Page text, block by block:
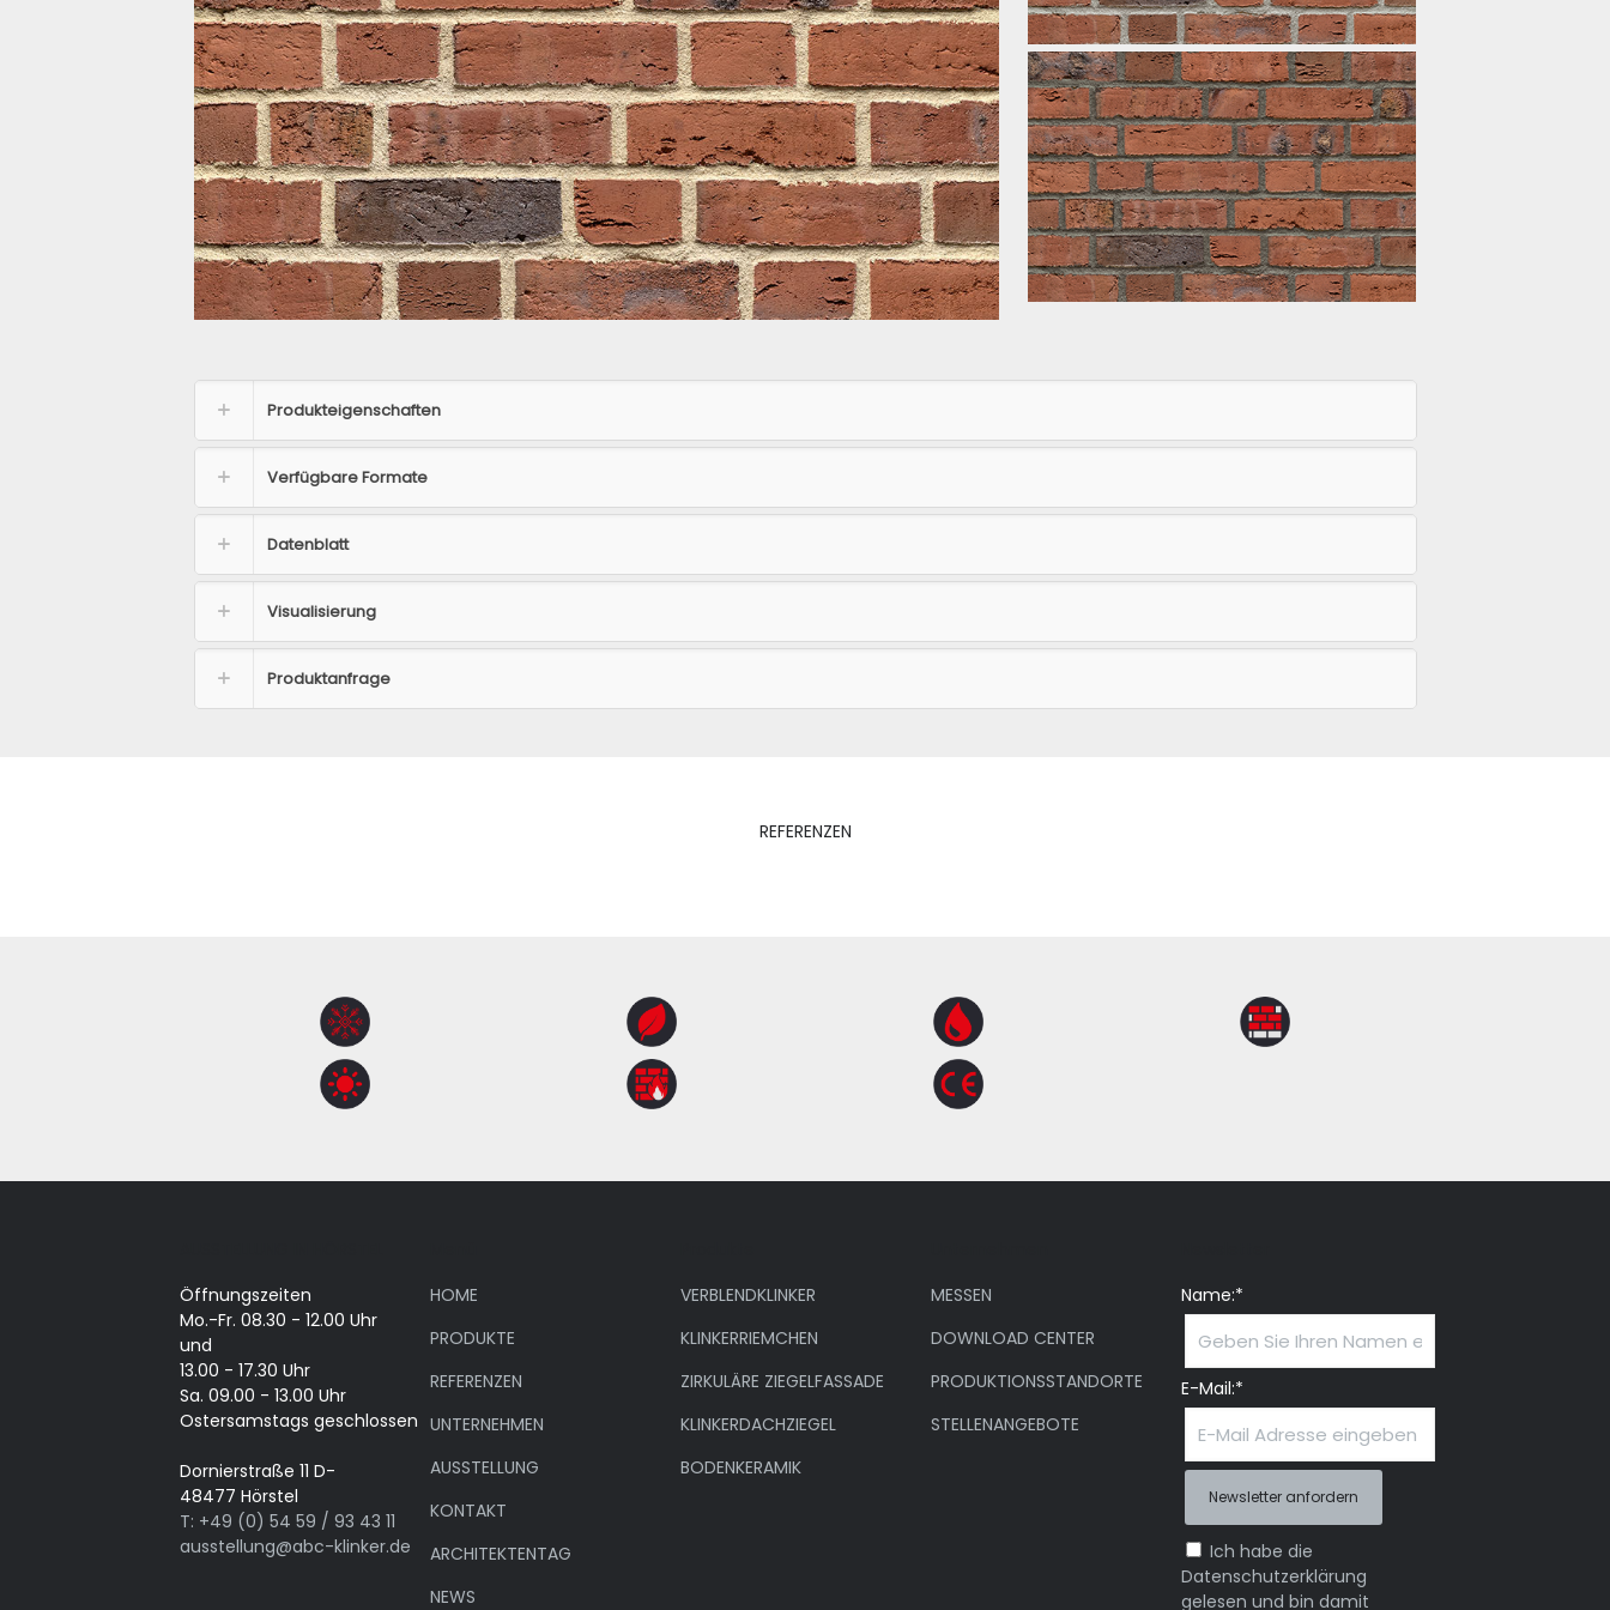
Produkteigenschaften
Verfügbare Formate
Datenblatt
Visualisierung
Produktanfrage
REFERENZEN
Öffnungszeiten
Mo.-Fr. 08.30 - 12.00 Uhr
und
13.00 - 17.30 Uhr
Sa. 09.00 - 13.00 Uhr
Ostersamstags geschlossen
Dornierstraße 11 D-
48477 Hörstel
T: +49 (0) 54 59 / 93 43 11
ausstellung@abc-klinker.de
HOME
PRODUKTE
REFERENZEN
UNTERNEHMEN
AUSSTELLUNG
KONTAKT
ARCHITEKTENTAG
NEWS
VERBLENDKLINKER
KLINKERRIEMCHEN
ZIRKULÄRE ZIEGELFASSADE
KLINKERDACHZIEGEL
BODENKERAMIK
MESSEN
DOWNLOAD CENTER
PRODUKTIONSSTANDORTE
STELLENANGEBOTE
Name:*
E-Mail:*
Ich habe die
Datenschutzerklärung
gelesen und bin damit